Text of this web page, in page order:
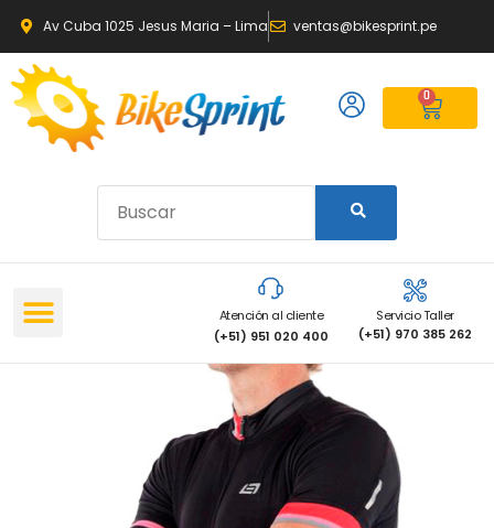
Av Cuba 1025 Jesus Maria – Lima ventas@bikesprint.pe
0
Atención al cliente
(+51) 951 020 400
Servicio Taller
(+51) 970 385 262